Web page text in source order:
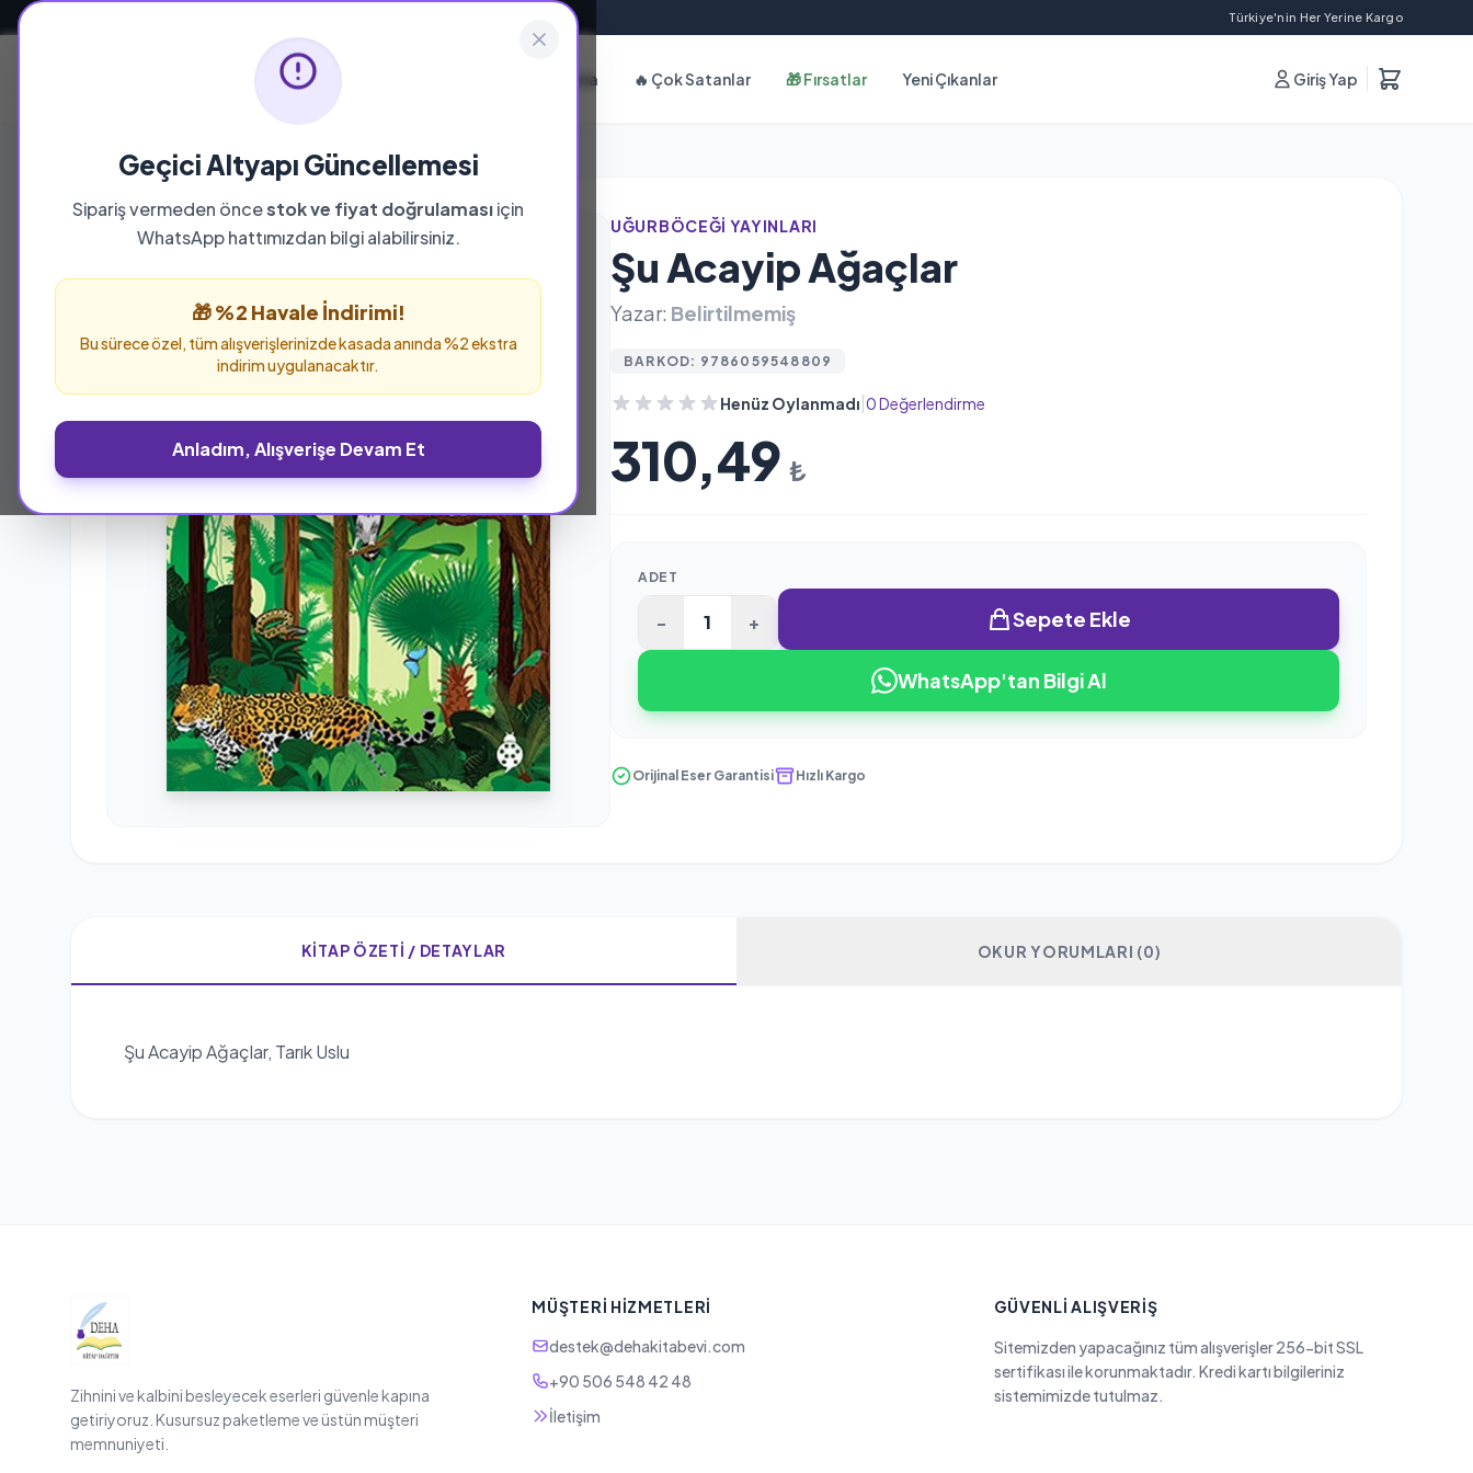
Geçici Altyapı Güncellemesi
Sipariş vermeden öncestok ve fiyat doğrulamasıiçin
WhatsApp hattımızdan bilgi alabilirsiniz.
🎁 %2 Havale İndirimi!
Bu sürece özel, tüm alışverişlerinizde kasada anında %2 ekstra
indirim uygulanacaktır.
Anladım, Alışverişe Devam Et
Türkiye'nin Her Yerine Kargo
Hakkımızda 🔥 Çok Satanlar 🎁 Fırsatlar Yeni Çıkanlar Giriş Yap
UĞURBÖCEĞI YAYINLARI
Şu Acayip Ağaçlar
Yazar: Belirtilmemiş
BARKOD: 9786059548809
Henüz Oylanmadı 0 Değerlendirme
310,49 ₺
ADET
- + Sepete Ekle
WhatsApp'tan Bilgi Al
Orijinal Eser Garantisi Hızlı Kargo
KITAP ÖZETI / DETAYLAR OKUR YORUMLARI (0)
Şu Acayip Ağaçlar, Tarık Uslu
Zihnini ve kalbini besleyecek eserleri güvenle kapına
getiriyoruz. Kusursuz paketleme ve üstün müşteri
memnuniyeti.
MÜŞTERI HIZMETLERI
destek@dehakitabevi.com
+90 506 548 42 48
İletişim
GÜVENLI ALIŞVERIŞ
Sitemizden yapacağınız tüm alışverişler 256-bit SSL
sertifikası ile korunmaktadır. Kredi kartı bilgileriniz
sistemimizde tutulmaz.